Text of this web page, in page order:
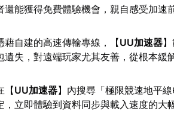
還能獲得免費體驗機會，親自感受加速
藉自建的高速傳輸專線，【UU加速器
失，對遠端玩家尤其友善，從根本緩
【UU加速器】內搜尋「極限競速地平
立即體驗到資料同步與載入速度的大